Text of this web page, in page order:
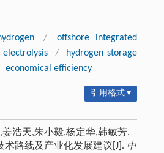
/
offshore integrated
/
hydrogen storage
economical efficiency
引用格式 ▾
浩天,朱小毅,杨定华,韩敏芳.
术路线及产业化发展建议[J]. 中